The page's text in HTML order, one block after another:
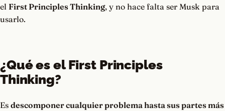
el First Principles Thinking, y no hace falta ser Musk para
usarlo.
¿Qué es el First Principles
Thinking?
Es descomponer cualquier problema hasta sus partes más